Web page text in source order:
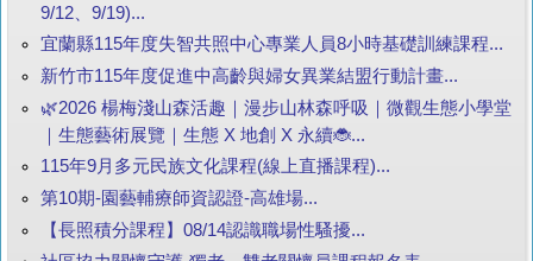
9/12、9/19)...
宜蘭縣115年度失智共照中心專業人員8小時基礎訓練課程...
新竹市115年度促進中高齡與婦女異業結盟行動計畫...
🌿2026 楊梅淺山森活趣｜漫步山林森呼吸｜微觀生態小學堂
｜生態藝術展覽｜生態 X 地創 X 永續🐞...
115年9月多元民族文化課程(線上直播課程)...
第10期-園藝輔療師資認證-高雄場...
【長照積分課程】08/14認識職場性騷擾...